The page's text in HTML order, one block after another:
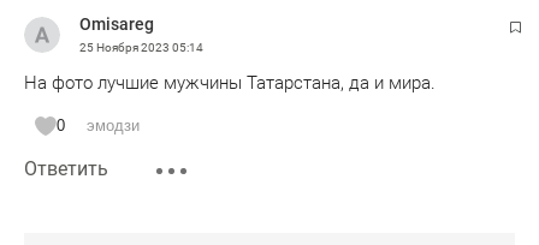
Omisareg
25 Ноября 2023 05:14
На фото лучшие мужчины Татарстана, да и мира.
0 эмодзи
Ответить